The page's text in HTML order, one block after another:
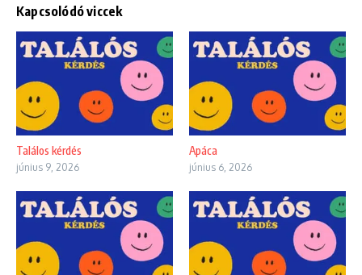
Kapcsolódó viccek
Találos kérdés
június 9, 2026
Apáca
június 6, 2026